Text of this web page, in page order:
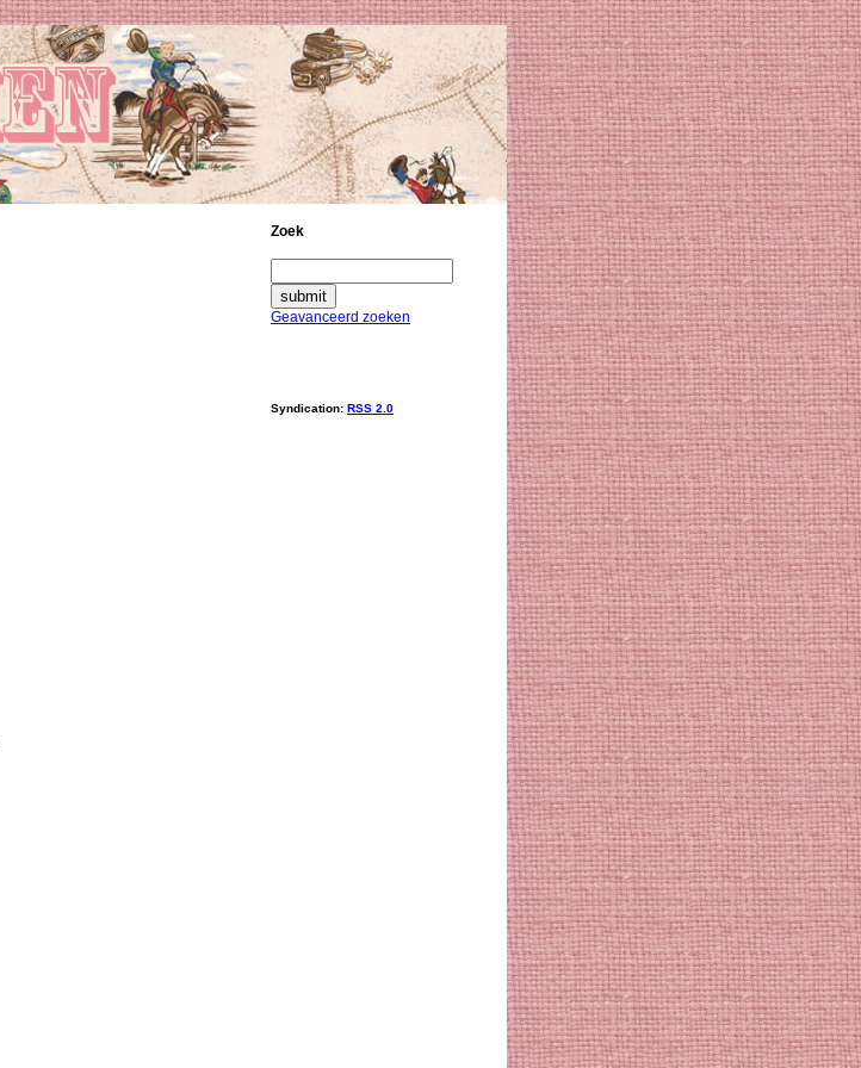
Zoek
Geavanceerd zoeken
Syndication: RSS 2.0